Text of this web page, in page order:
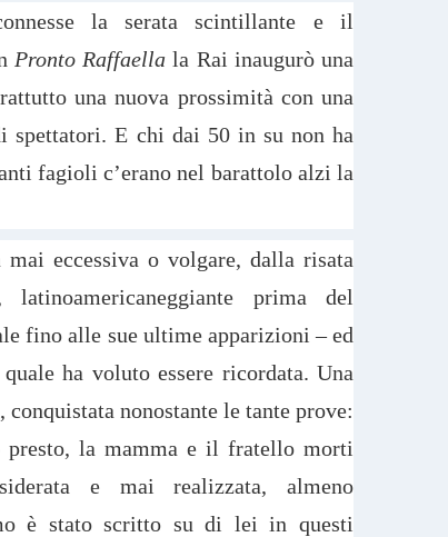
la serata scintillante e il
Pronto Raffaella la Rai inaugurò una
una nuova prossimità con una
spettatori. E chi dai 50 in su non ha
fagioli c’erano nel barattolo alzi la
eccessiva o volgare, dalla risata
prima del
fino alle sue ultime apparizioni – ed
ha voluto essere ricordata. Una
conquistata nonostante le tante prove:
presto, la mamma e il fratello morti
e mai realizzata, almeno
è stato scritto su di lei in questi